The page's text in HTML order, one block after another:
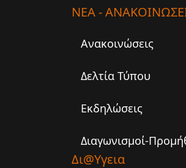
ΝΕΑ -
Ανακοινώσεις
Δελτία Τύπου
Εκδηλώσεις
Διαγωνισμοί-
Δι@υγεια